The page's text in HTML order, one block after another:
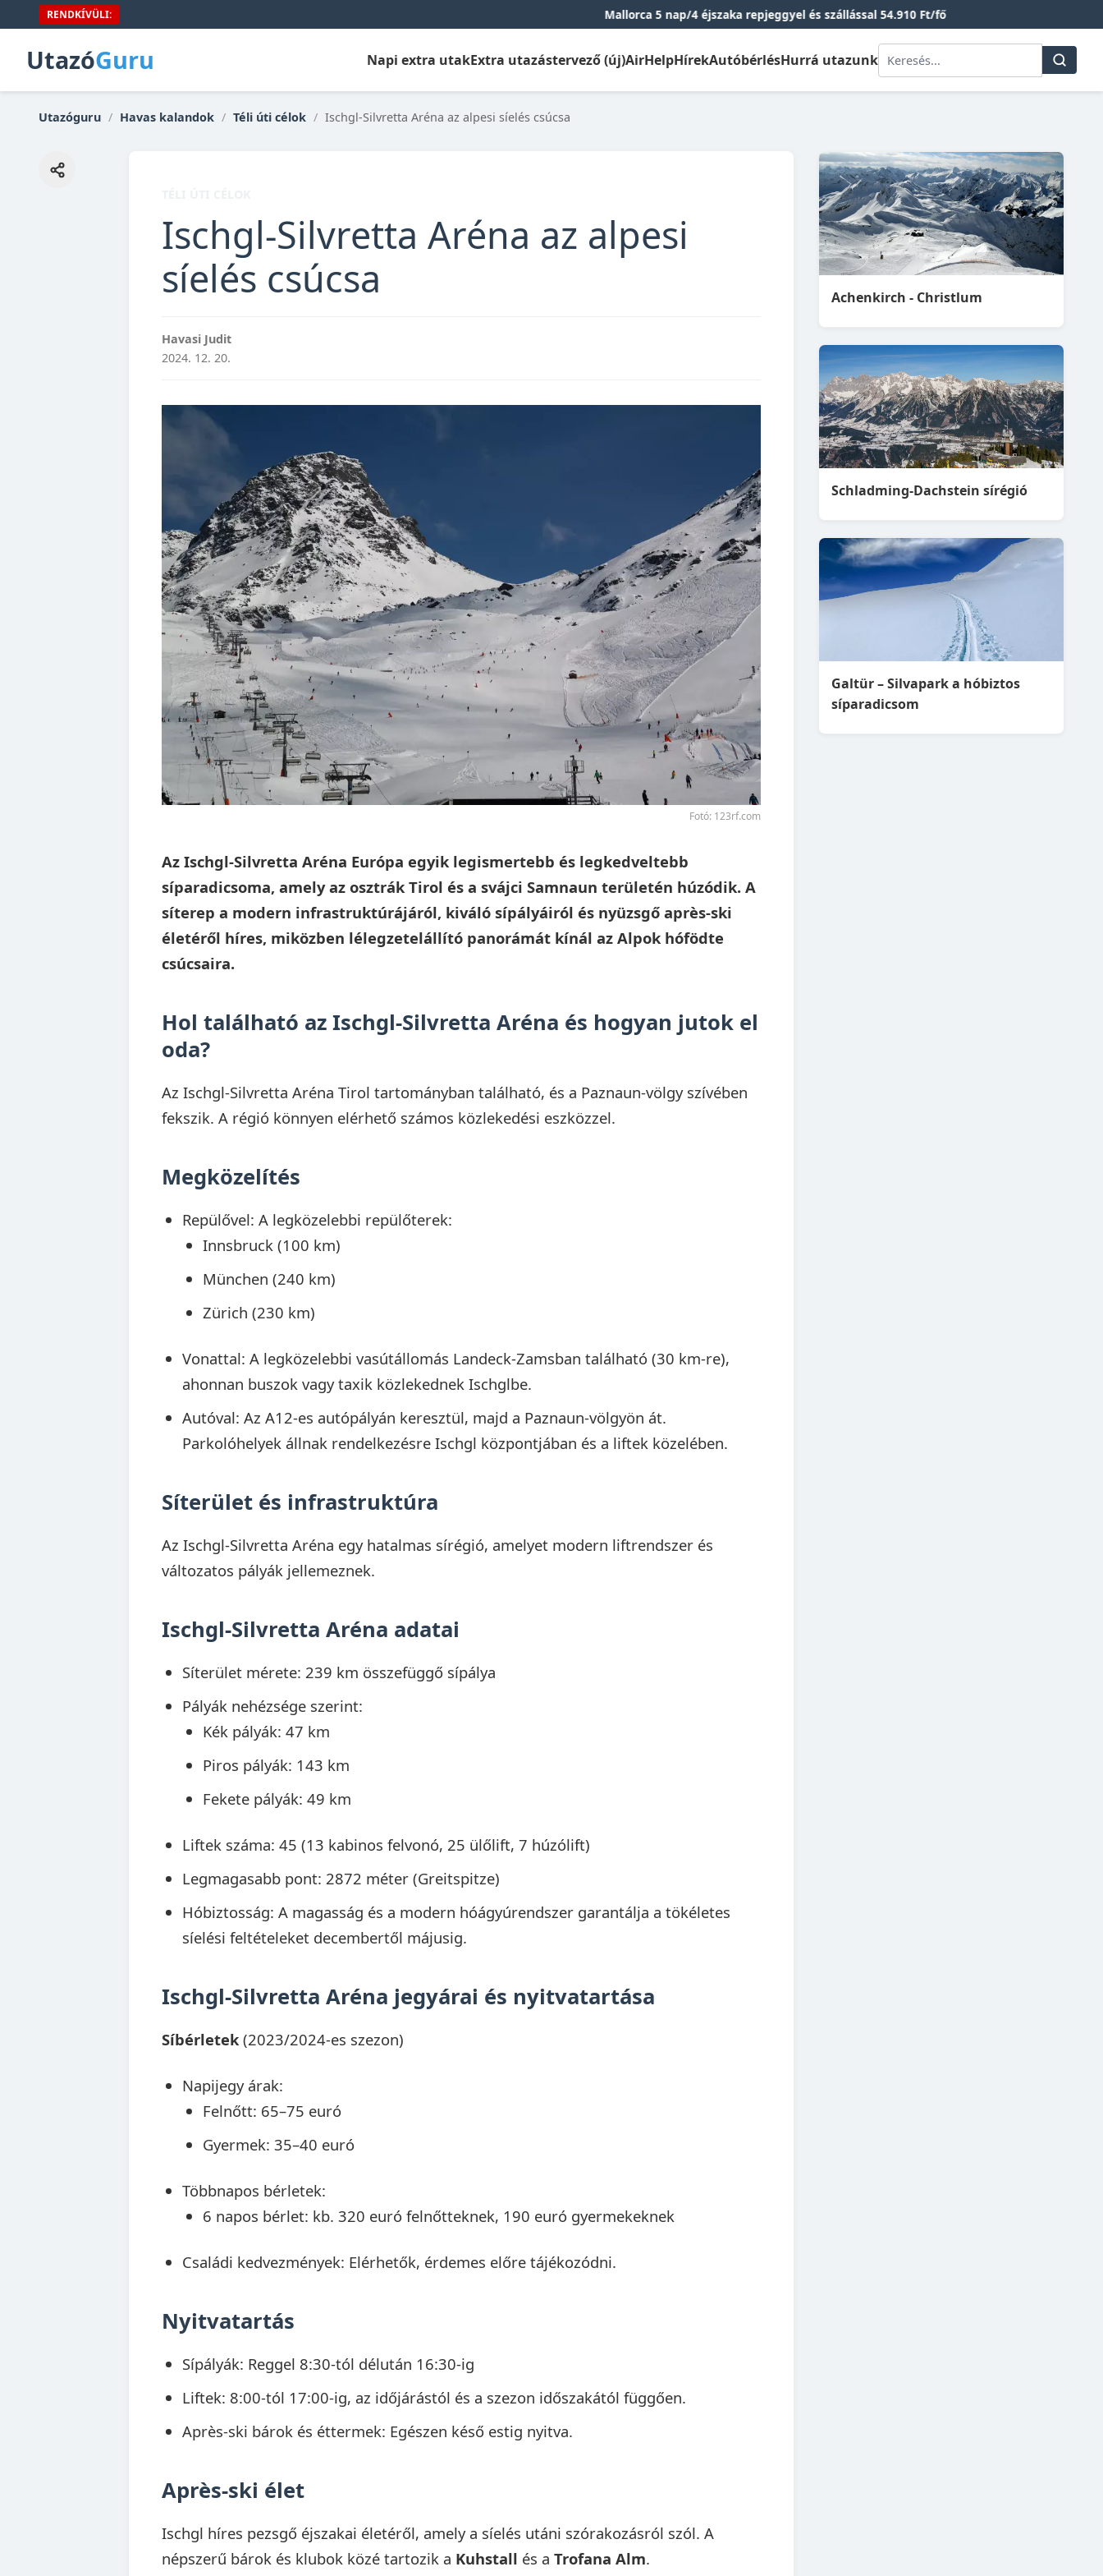
RENDKÍVÜLI: Mallorca 5 nap/4 éjszaka repjeggyel és szállással 54.910 Ft/fő
UtazóGuru Napi extra utakExtra utazástervező (új)AirHelpHírekAutóbérlésHurrá utazunk
Utazóguru / Havas kalandok / Téli úti célok / Ischgl-Silvretta Aréna az alpesi síelés csúcsa
Ischgl-Silvretta Aréna az alpesi
síelés csúcsa
Havasi Judit
2024. 12. 20.
Fotó: 123rf.com
Az Ischgl-Silvretta Aréna Európa egyik legismertebb és legkedveltebb
síparadicsoma, amely az osztrák Tirol és a svájci Samnaun területén húzódik. A
síterep a modern infrastruktúrájáról, kiváló sípályáiról és nyüzsgő après-ski
életéről híres, miközben lélegzetelállító panorámát kínál az Alpok hófödte
csúcsaira.
Hol található az Ischgl-Silvretta Aréna és hogyan jutok el
oda?
Az Ischgl-Silvretta Aréna Tirol tartományban található, és a Paznaun-völgy szívében
fekszik. A régió könnyen elérhető számos közlekedési eszközzel.
Megközelítés
Repülővel: A legközelebbi repülőterek:
Innsbruck (100 km)
München (240 km)
Zürich (230 km)
Vonattal: A legközelebbi vasútállomás Landeck-Zamsban található (30 km-re),
ahonnan buszok vagy taxik közlekednek Ischglbe.
Autóval: Az A12-es autópályán keresztül, majd a Paznaun-völgyön át.
Parkolóhelyek állnak rendelkezésre Ischgl központjában és a liftek közelében.
Síterület és infrastruktúra
Az Ischgl-Silvretta Aréna egy hatalmas sírégió, amelyet modern liftrendszer és
változatos pályák jellemeznek.
Ischgl-Silvretta Aréna adatai
Síterület mérete: 239 km összefüggő sípálya
Pályák nehézsége szerint:
Kék pályák: 47 km
Piros pályák: 143 km
Fekete pályák: 49 km
Liftek száma: 45 (13 kabinos felvonó, 25 ülőlift, 7 húzólift)
Legmagasabb pont: 2872 méter (Greitspitze)
Hóbiztosság: A magasság és a modern hóágyúrendszer garantálja a tökéletes
síelési feltételeket decembertől májusig.
Ischgl-Silvretta Aréna jegyárai és nyitvatartása
Síbérletek (2023/2024-es szezon)
Napijegy árak:
Felnőtt: 65–75 euró
Gyermek: 35–40 euró
Többnapos bérletek:
6 napos bérlet: kb. 320 euró felnőtteknek, 190 euró gyermekeknek
Családi kedvezmények: Elérhetők, érdemes előre tájékozódni.
Nyitvatartás
Sípályák: Reggel 8:30-tól délután 16:30-ig
Liftek: 8:00-tól 17:00-ig, az időjárástól és a szezon időszakától függően.
Après-ski bárok és éttermek: Egészen késő estig nyitva.
Après-ski élet
Ischgl híres pezsgő éjszakai életéről, amely a síelés utáni szórakozásról szól. A
népszerű bárok és klubok közé tartozik a Kuhstall és a Trofana Alm.
Achenkirch - Christlum
Schladming-Dachstein sírégió
Galtür – Silvapark a hóbiztos
síparadicsom